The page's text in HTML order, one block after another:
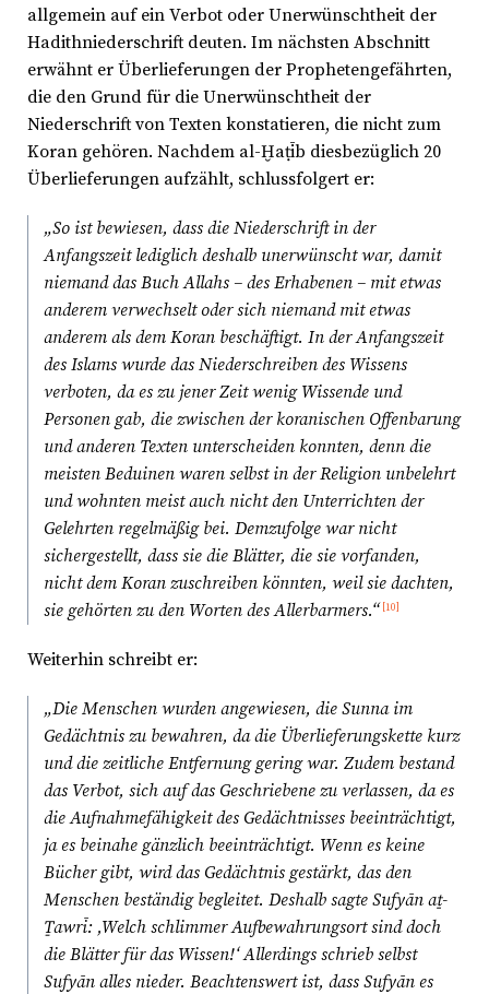
allgemein auf ein Verbot oder Unerwünschtheit der
Hadithniederschrift deuten. Im nächsten Abschnitt
erwähnt er Überlieferungen der Prophetengefährten,
die den Grund für die Unerwünschtheit der
Niederschrift von Texten konstatieren, die nicht zum
Koran gehören. Nachdem al-Ḫaṭīb diesbezüglich 20
Überlieferungen aufzählt, schlussfolgert er:
„So ist bewiesen, dass die Niederschrift in der
Anfangszeit lediglich deshalb unerwünscht war, damit
niemand das Buch Allahs – des Erhabenen – mit etwas
anderem verwechselt oder sich niemand mit etwas
anderem als dem Koran beschäftigt. In der Anfangszeit
des Islams wurde das Niederschreiben des Wissens
verboten, da es zu jener Zeit wenig Wissende und
Personen gab, die zwischen der koranischen Offenbarung
und anderen Texten unterscheiden konnten, denn die
meisten Beduinen waren selbst in der Religion unbelehrt
und wohnten meist auch nicht den Unterrichten der
Gelehrten regelmäßig bei. Demzufolge war nicht
sichergestellt, dass sie die Blätter, die sie vorfanden,
nicht dem Koran zuschreiben könnten, weil sie dachten,
sie gehörten zu den Worten des Allerbarmers.“ [10]
Weiterhin schreibt er:
„Die Menschen wurden angewiesen, die Sunna im
Gedächtnis zu bewahren, da die Überlieferungskette kurz
und die zeitliche Entfernung gering war. Zudem bestand
das Verbot, sich auf das Geschriebene zu verlassen, da es
die Aufnahmefähigkeit des Gedächtnisses beeinträchtigt,
ja es beinahe gänzlich beeinträchtigt. Wenn es keine
Bücher gibt, wird das Gedächtnis gestärkt, das den
Menschen beständig begleitet. Deshalb sagte Sufyān aṯ-
Ṯawrī: ‚Welch schlimmer Aufbewahrungsort sind doch
die Blätter für das Wissen!‘ Allerdings schrieb selbst
Sufyān alles nieder. Beachtenswert ist, dass Sufyān es